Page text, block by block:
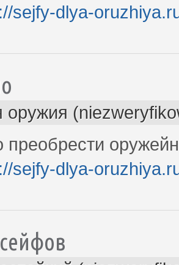
sejfy-dlya-
преобрести
sejfy-dlya-